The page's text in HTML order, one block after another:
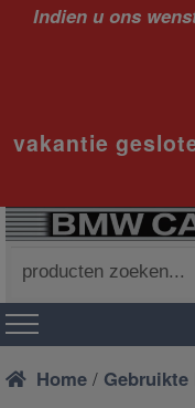
Indien u ons
vakantie
naar:
Home / Gebruikte